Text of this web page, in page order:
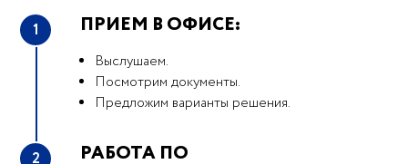
1 ПРИЕМ В ОФИСЕ:
Выслушаем.
Посмотрим документы.
Предложим варианты решения.
2
РАБОТА ПО